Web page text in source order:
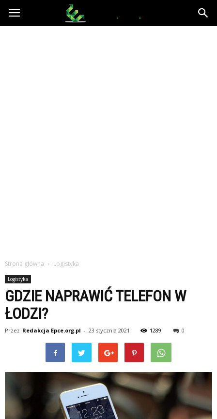
epce.org.pl
Strona główna Logistyka
Logistyka
GDZIE NAPRAWIĆ TELEFON W
ŁODZI?
Przez Redakcja Epce.org.pl - 23 stycznia 2021 1289 0